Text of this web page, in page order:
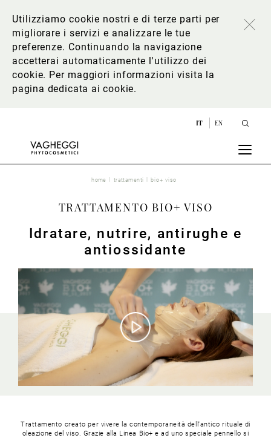
Utilizziamo cookie nostri e di terze parti per
migliorare i servizi e analizzare le tue
preferenze. Continuando la navigazione
accetterai automaticamente l'utilizzo dei
cookie. Per maggiori informazioni visita la
pagina dedicata ai cookie.
IT EN
home trattamenti bio+ viso
TRATTAMENTO BIO+ VISO
Idratare, nutrire, antirughe e
antiossidante
Trattamento creato per vivere la contemporaneità dell’antico rituale di
oleazione del viso. Grazie alla Linea Bio+ e ad uno speciale pennello si